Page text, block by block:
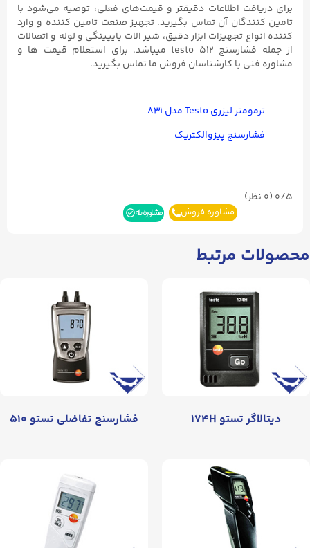
برای دریافت اطلاعات دقیقتر و قیمت‌های فعلی، توصیه می‌شود با
تامین کنندگان آن تماس بگیرید. تجهیز صنعت تامین کننده و وارد
کننده انواع تجهیزات ابزار دقیق، شیر الات پایپینگی و لوله و اتصالات
از جمله فشارسنج testo ۵۱۲ میباشد. برای استعلام قیمت ها و
مشاوره فنی با کارشناسان فروش ما تماس بگیرید.
ترمومتر لیزری Testo مدل ۸۳۱
فشارسنج پیزوالکتریک
0/5 (۰ نظر)
مشاوره فروش مشاوره بله
محصولات مرتبط
دیتالاگر تستو ۱۷۴H فشارسنج تفاضلی تستو ۵۱۰